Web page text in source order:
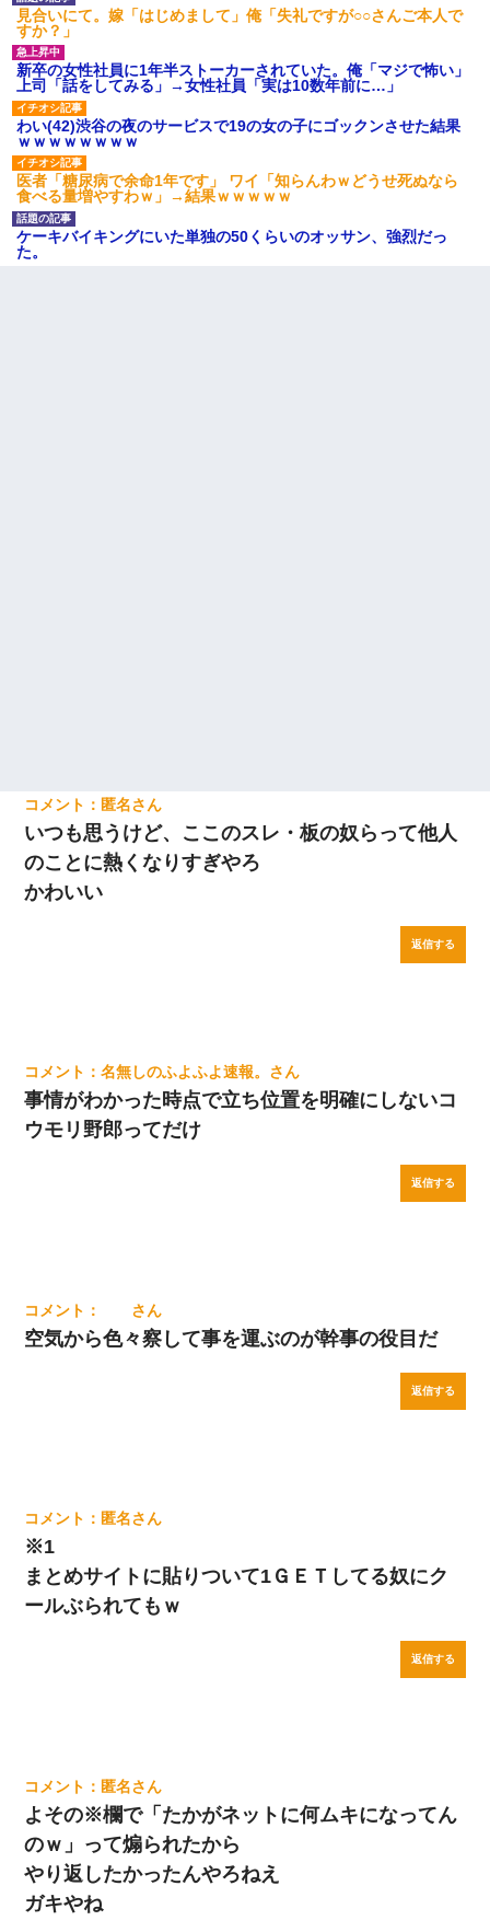
見合いにて。嫁「はじめまして」俺「失礼ですが○○さんご本人で
すか？」
新卒の女性社員に1年半ストーカーされていた。俺「マジで怖い」
上司「話をしてみる」→女性社員「実は10数年前に…」
わい(42)渋谷の夜のサービスで19の女の子にゴックンさせた結果
ｗｗｗｗｗｗｗｗ
医者「糖尿病で余命1年です」 ワイ「知らんわｗどうせ死ぬなら
食べる量増やすわｗ」→結果ｗｗｗｗｗ
ケーキバイキングにいた単独の50くらいのオッサン、強烈だっ
た。
匿名
いつも思うけど、ここのスレ・板の奴らって他人
のことに熱くなりすぎやろ
かわいい
返信する
名無しのふよふよ速報。
事情がわかった時点で立ち位置を明確にしないコ
ウモリ野郎ってだけ
返信する
空気から色々察して事を運ぶのが幹事の役目だ
返信する
匿名
※1
まとめサイトに貼りついて1ＧＥＴしてる奴にク
ールぶられてもｗ
返信する
匿名
よその※欄で「たかがネットに何ムキになってん
のｗ」って煽られたから
やり返したかったんやろねえ
ガキやね